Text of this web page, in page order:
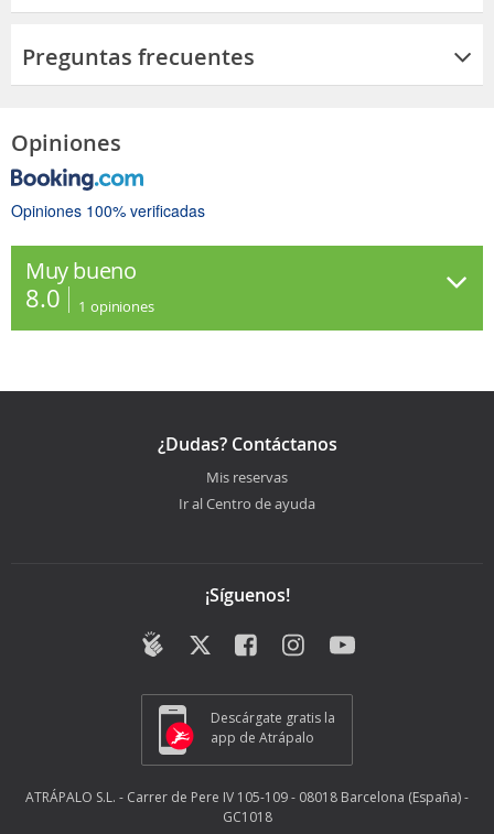
Preguntas frecuentes
Opiniones
Opiniones 100% verificadas
Muy bueno
8.0 1 opiniones
¿Dudas? Contáctanos
Mis reservas
Ir al Centro de ayuda
¡Síguenos!
Descárgate gratis la
app de Atrápalo
ATRÁPALO S.L. - Carrer de Pere IV 105-109 - 08018 Barcelona (España) -
GC1018